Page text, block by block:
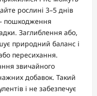
рослині 3–5 днів
пошкодження
Заглиблення або,
природний баланс і
пересихання.
звичайного
добавок. Такий
і не забезпечує